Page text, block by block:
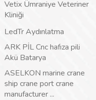
Vetix Ümraniye Veteriner
Kliniği
LedTr Aydınlatma
ARK PİL Cnc hafıza pili
Akü Batarya
ASELKON marine crane
ship crane port crane
manufacturer ...